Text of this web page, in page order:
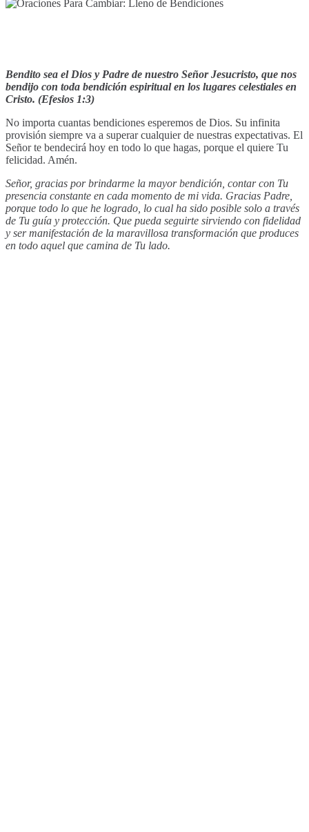
Bendito sea el Dios y Padre de nuestro Señor Jesucristo, que nos
bendijo con toda bendición espiritual en los lugares celestiales en
Cristo. (Efesios 1:3)
No importa cuantas bendiciones esperemos de Dios. Su infinita
provisión siempre va a superar cualquier de nuestras expectativas. El
Señor te bendecirá hoy en todo lo que hagas, porque el quiere Tu
felicidad. Amén.
Señor, gracias por brindarme la mayor bendición, contar con Tu
presencia constante en cada momento de mi vida. Gracias Padre,
porque todo lo que he logrado, lo cual ha sido posible solo a través
de Tu guía y protección. Que pueda seguirte sirviendo con fidelidad
y ser manifestación de la maravillosa transformación que produces
en todo aquel que camina de Tu lado.